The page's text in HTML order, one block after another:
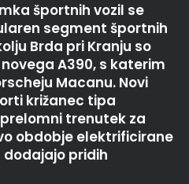
športnih vozil se
segment športnih
Brda pri Kranju so
A390, s katerim
Macanu. Novi
križanec tipa
trenutek za
obdobje elektrificirane
pridih